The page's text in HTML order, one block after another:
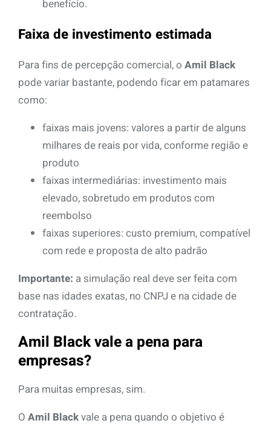
benefício.
Faixa de investimento estimada
Para fins de percepção comercial, o Amil Black
pode variar bastante, podendo ficar em patamares
como:
faixas mais jovens: valores a partir de alguns
milhares de reais por vida, conforme região e
produto
faixas intermediárias: investimento mais
elevado, sobretudo em produtos com
reembolso
faixas superiores: custo premium, compatível
com rede e proposta de alto padrão
Importante: a simulação real deve ser feita com
base nas idades exatas, no CNPJ e na cidade de
contratação.
Amil Black vale a pena para
empresas?
Para muitas empresas, sim.
O Amil Blackvale a pena quando o objetivo é